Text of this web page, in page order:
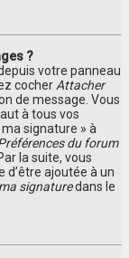
?
votre panneau
cocherAttacher
de message. Vous
à tous vos
signature » à
du forum
la suite, vous
ajoutée à un
signaturedans le